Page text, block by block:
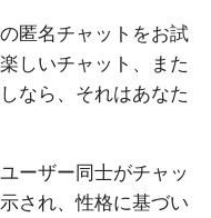
匿名チャットをお試
しいチャット、また
なら、それはあなた
ーザー同士がチャッ
され、性格に基づい